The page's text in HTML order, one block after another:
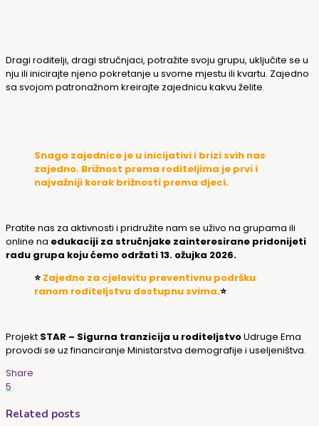
Dragi roditelji, dragi stručnjaci, potražite svoju grupu, uključite se u
nju ili inicirajte njeno pokretanje u svome mjestu ili kvartu. Zajedno
sa svojom patronažnom kreirajte zajednicu kakvu želite.
Snaga zajednice je u inicijativi i brizi svih nas
zajedno. Brižnost prema roditeljima je prvi i
najvažniji korak brižnosti prema djeci.
Pratite nas za aktivnosti i pridružite nam se uživo na grupama ili
online na edukaciji za stručnjake zainteresirane pridonijeti
radu grupa koju ćemo održati 13. ožujka 2026.
⭐️ Zajedno za cjelovitu preventivnu podršku
ranom roditeljstvu dostupnu svima.⭐️
Projekt STAR – Sigurna tranzicija u roditeljstvoUdruge Ema
provodi se uz financiranje Ministarstva demografije i useljeništva.
Share
5
Related posts